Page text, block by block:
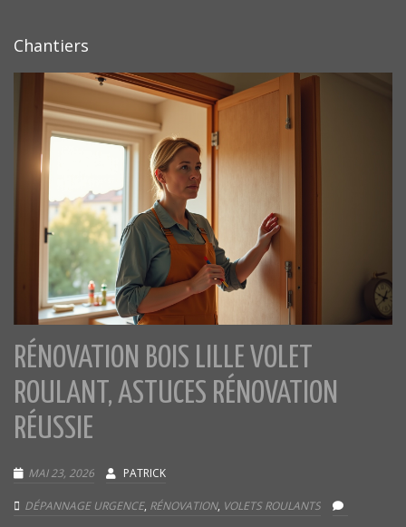
Chantiers
RÉNOVATION BOIS LILLE VOLET
ROULANT, ASTUCES RÉNOVATION
RÉUSSIE
MAI 23, 2026 PATRICK
DÉPANNAGE URGENCE, RÉNOVATION, VOLETS ROULANTS